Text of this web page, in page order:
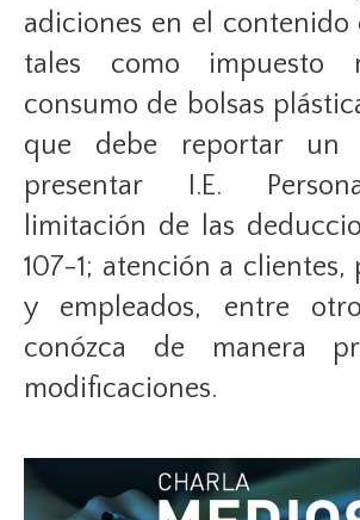
adiciones en el contenido
tales como impuesto
consumo de bolsas
que debe reportar un
presentar I.E.
limitación de las
107-1; atención a clientes,
y empleados, entre
conózca de manera
modificaciones.